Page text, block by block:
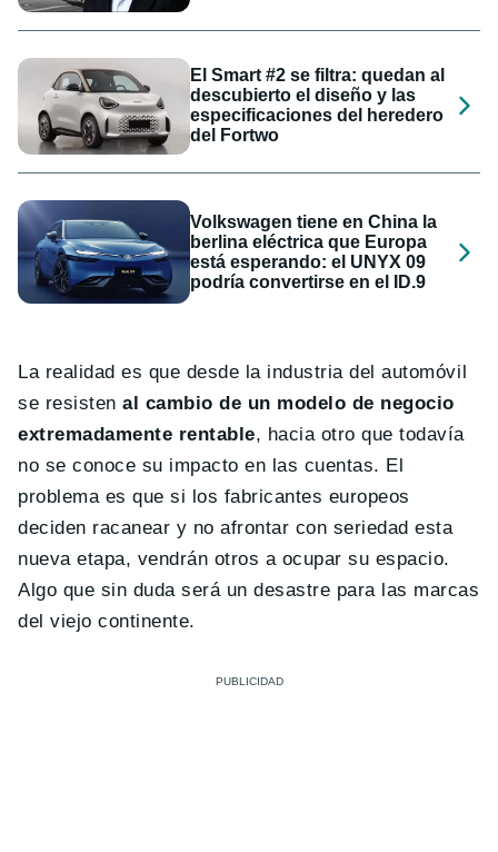
El Smart #2 se filtra: quedan al
descubierto el diseño y las
especificaciones del heredero
del Fortwo
Volkswagen tiene en China la
berlina eléctrica que Europa
está esperando: el UNYX 09
podría convertirse en el ID.9
La realidad es que desde la industria del automóvil
se resisten al cambio de un modelo de negocio
extremadamente rentable, hacia otro que todavía
no se conoce su impacto en las cuentas. El
problema es que si los fabricantes europeos
deciden racanear y no afrontar con seriedad esta
nueva etapa, vendrán otros a ocupar su espacio.
Algo que sin duda será un desastre para las marcas
del viejo continente.